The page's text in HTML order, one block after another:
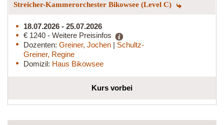
Streicher-Kammerorchester Bikowsee (Level C)
18.07.2026 - 25.07.2026
€ 1240 - Weitere Preisinfos
Dozenten: Greiner, Jochen | Schultz-
Greiner, Regine
Domizil: Haus Bikowsee
Kurs vorbei